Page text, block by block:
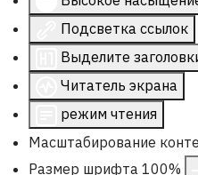
Подсветка ссылок
Выделите
Читатель экрана
режим чтения
Масштабирование
Размер шрифта 100%